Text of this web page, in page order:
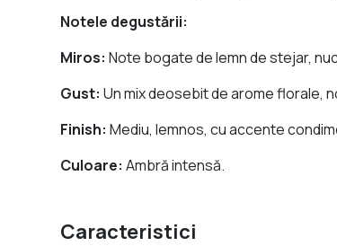
Notele degustării:
Miros:Note bogate de lemn de stejar,
Gust:Un mix deosebit de arome florale,
Finish: Mediu, lemnos, cu accente
Culoare:Ambră intensă.
Caracteristici